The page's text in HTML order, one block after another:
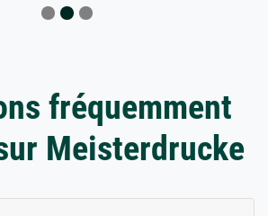
fréquemment
Meisterdrucke